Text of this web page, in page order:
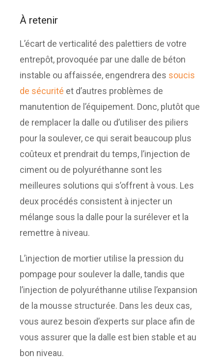
À retenir
L’écart de verticalité des palettiers de votre
entrepôt, provoquée par une dalle de béton
instable ou affaissée, engendrera des soucis
de sécurité et d’autres problèmes de
manutention de l’équipement. Donc, plutôt que
de remplacer la dalle ou d’utiliser des piliers
pour la soulever, ce qui serait beaucoup plus
coûteux et prendrait du temps, l’injection de
ciment ou de polyuréthanne sont les
meilleures solutions qui s’offrent à vous. Les
deux procédés consistent à injecter un
mélange sous la dalle pour la surélever et la
remettre à niveau.
L’injection de mortier utilise la pression du
pompage pour soulever la dalle, tandis que
l’injection de polyuréthanne utilise l’expansion
de la mousse structurée. Dans les deux cas,
vous aurez besoin d’experts sur place afin de
vous assurer que la dalle est bien stable et au
bon niveau.